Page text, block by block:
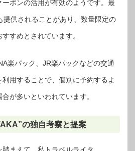
ポンの活用が有効のようです。最
提供されることがあり、数量限定の
すめとされています。
楽パック、JR楽パックなどの交通
用することで、個別に予約するよ
が多いといわれています。
の独自考察と提案
まえて、私トラベルライタ